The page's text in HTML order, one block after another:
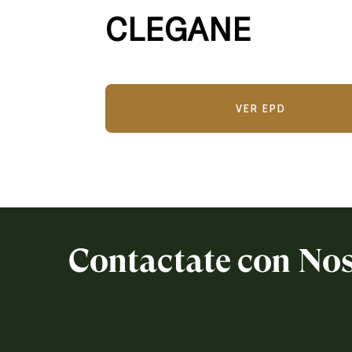
CLEGANE
VER EPD
Contactate con